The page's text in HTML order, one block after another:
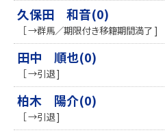
久保田 和音(0)
［ →群馬／期限付き移籍期間満了 ]
田中 順也(0)
［ →引退 ]
柏木 陽介(0)
［ →引退 ]